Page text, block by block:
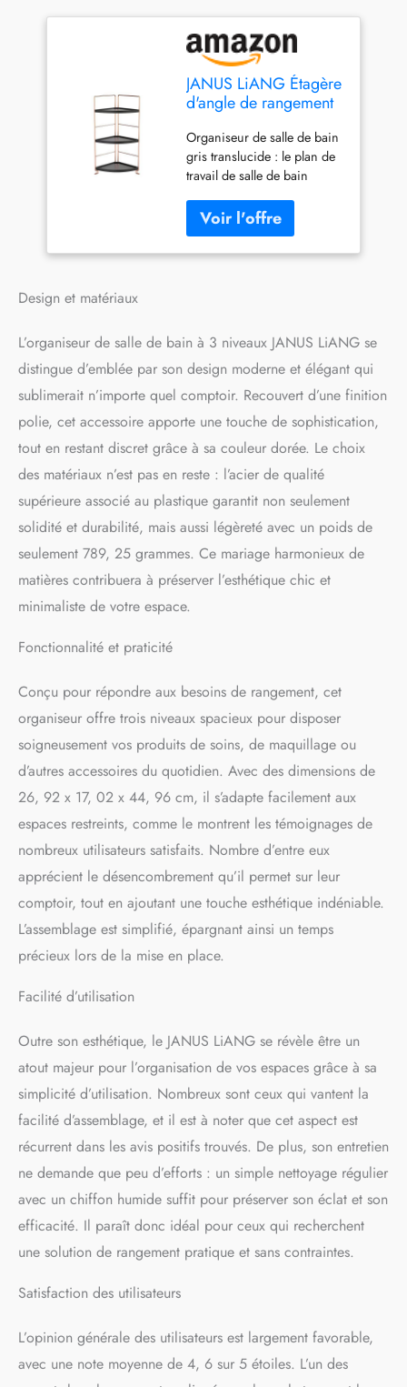
JANUS LiANG Étagère
d'angle de rangement
de bain, comptoir,
organiseur empilable,
support de rangement
pour cosmétiques,
étagère à épices
(cuivre + gris
translucide)
Organiseur de salle de bain
gris translucide : le plan de
travail de salle de bain
en acier de haute qualité et
en polypropylène
translucide gris, qui peut
Autoportant, construction
solide qui ne se renverse
pas et ne tombera pas.
Chaque coin uniformément
poli peut vous empêcher
d'être rayé, sûr et inoffensif.
assembler, démonter et
transporter. Design compact
: les étagères d'angle Janus
Liang sont idéales pour les
petits espaces. Il peut être
facilement installé dans
optimiser l'espace.
vous permettre de stocker et
organiser les produits de
soins de la peau et les
cosmétiques. Utilisez-le dans
n'importe quelle pièce de la
maison pour ranger, trier et
accéder facilement aux
articles. Peut être utilisé
comme un support de
salle de bain, comme un
organisateur de
cosmétiques pour votre
coiffeuse, ou comme un
organisateur de comptoir de
rangement JANUS LiANG
ne prennent pas beaucoup
de place. L'organisateur de
maquillage mesure 16,7 cm
(L) x 17,8 cm (l) x 44,3 cm
(H). C'est la taille parfaite
pour ranger vos affaires
quotidiennes de salle de
bain ou de cuisine. La petite
étagère d'angle peut
économiser au maximum de
l'espace dans votre
micro-environnement
confortable pour votre
maison. Étagère
Design et matériaux
L’organiseur de salle de bain à 3 niveaux JANUS LiANG se
distingue d’emblée par son design moderne et élégant qui
sublimerait n’importe quel comptoir. Recouvert d’une finition
polie, cet accessoire apporte une touche de sophistication,
tout en restant discret grâce à sa couleur dorée. Le choix
des matériaux n’est pas en reste : l’acier de qualité
supérieure associé au plastique garantit non seulement
solidité et durabilité, mais aussi légèreté avec un poids de
seulement 789, 25 grammes. Ce mariage harmonieux de
matières contribuera à préserver l’esthétique chic et
minimaliste de votre espace.
Fonctionnalité et praticité
Conçu pour répondre aux besoins de rangement, cet
organiseur offre trois niveaux spacieux pour disposer
soigneusement vos produits de soins, de maquillage ou
d’autres accessoires du quotidien. Avec des dimensions de
26, 92 x 17, 02 x 44, 96 cm, il s’adapte facilement aux
espaces restreints, comme le montrent les témoignages de
nombreux utilisateurs satisfaits. Nombre d’entre eux
apprécient le désencombrement qu’il permet sur leur
comptoir, tout en ajoutant une touche esthétique indéniable.
L’assemblage est simplifié, épargnant ainsi un temps
précieux lors de la mise en place.
Facilité d’utilisation
Outre son esthétique, le JANUS LiANG se révèle être un
atout majeur pour l’organisation de vos espaces grâce à sa
simplicité d’utilisation. Nombreux sont ceux qui vantent la
facilité d’assemblage, et il est à noter que cet aspect est
récurrent dans les avis positifs trouvés. De plus, son entretien
ne demande que peu d’efforts : un simple nettoyage régulier
avec un chiffon humide suffit pour préserver son éclat et son
efficacité. Il paraît donc idéal pour ceux qui recherchent
une solution de rangement pratique et sans contraintes.
Satisfaction des utilisateurs
L’opinion générale des utilisateurs est largement favorable,
avec une note moyenne de 4, 6 sur 5 étoiles. L’un des